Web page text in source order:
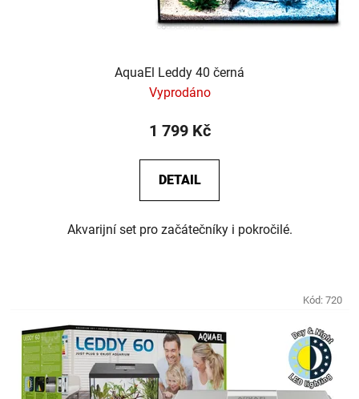
AquaEl Leddy 40 černá
Vyprodáno
1 799 Kč
DETAIL
Akvarijní set pro začátečníky i pokročilé.
Kód: 720